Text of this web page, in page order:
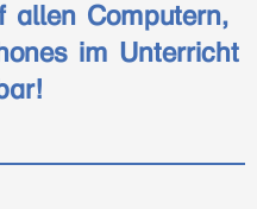
allen Computern,
im Unterricht